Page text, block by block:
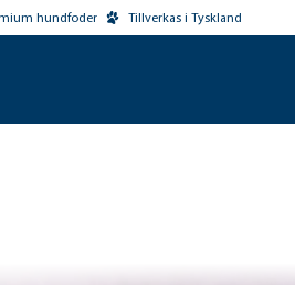
hundfoder Tillverkas i Tyskland